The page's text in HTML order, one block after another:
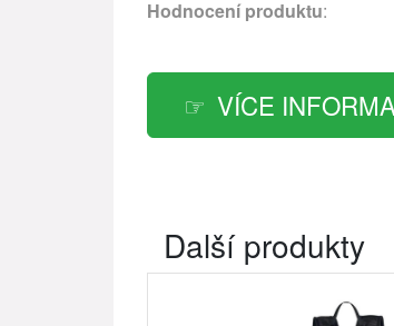
Hodnocení produktu:
VÍCE
Další produkty